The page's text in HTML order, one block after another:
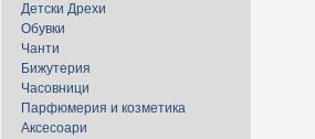
Детски Дрехи
Обувки
Чанти
Бижутерия
Часовници
Парфюмерия и козметика
Аксесоари